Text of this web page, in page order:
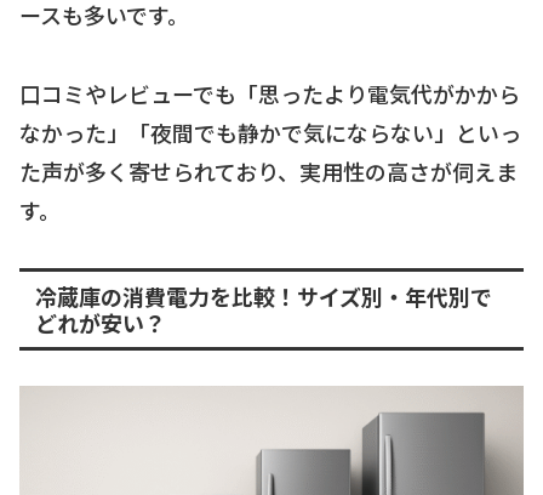
ースも多いです。
口コミやレビューでも「思ったより電気代がかから
なかった」「夜間でも静かで気にならない」といっ
た声が多く寄せられており、実用性の高さが伺えま
す。
冷蔵庫の消費電力を比較！サイズ別・年代別で
どれが安い？